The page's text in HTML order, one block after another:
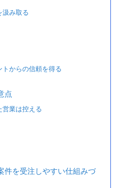
汲み取る
からの信頼を得る
点
営業は控える
件を受注しやすい仕組みづ